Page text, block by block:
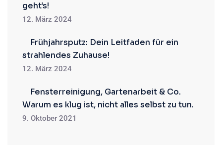
geht’s!
12. März 2024
Frühjahrsputz: Dein Leitfaden für ein
strahlendes Zuhause!
12. März 2024
Fensterreinigung, Gartenarbeit & Co.
Warum es klug ist, nicht alles selbst zu tun.
9. Oktober 2021